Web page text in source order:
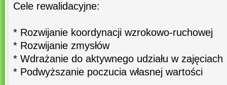
Cele rewalidacyjne:
* Rozwijanie koordynacji wzrokowo-ruchowej
* Rozwijanie zmysłów
* Wdrażanie do aktywnego udziału w zajęciach
* Podwyższanie poczucia własnej wartości